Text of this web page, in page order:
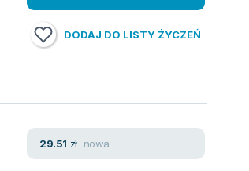
DODAJ DO LISTY ŻYCZEŃ
29.51 zł nowa